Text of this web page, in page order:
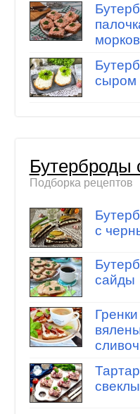
сыром
Бутерброды
Подборка рецептов
с
сайды
свеклы